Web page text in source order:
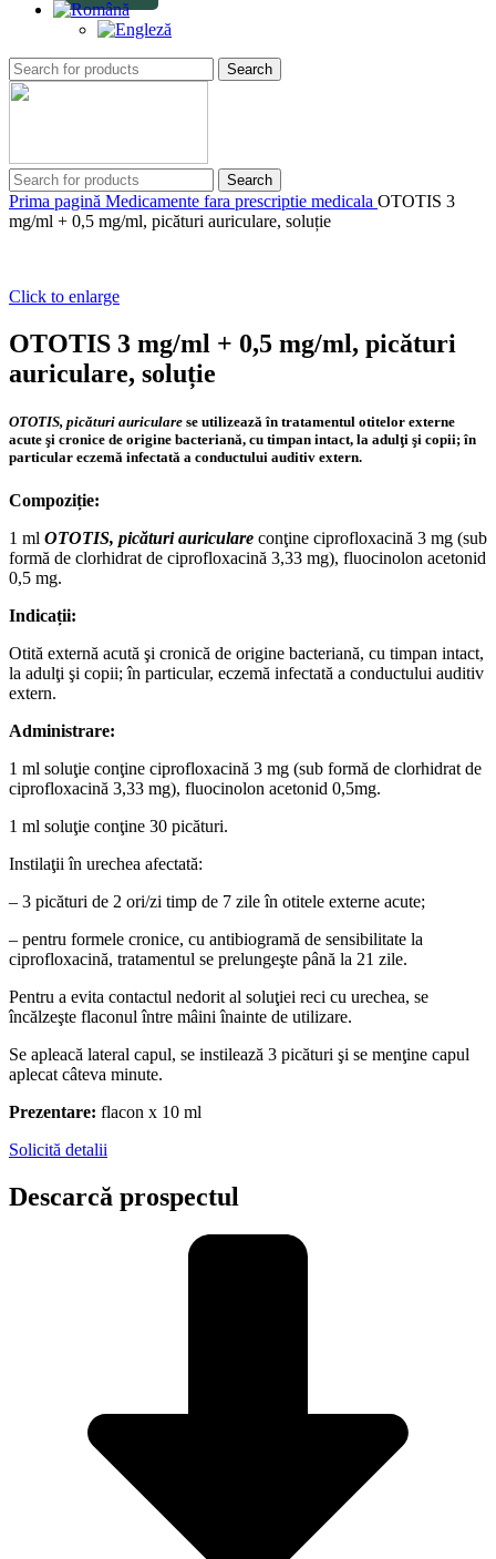
Search
Search
Prima pagină Medicamente fara prescriptie medicala OTOTIS 3
mg/ml + 0,5 mg/ml, picături auriculare, soluție
Click to enlarge
OTOTIS 3 mg/ml + 0,5 mg/ml, picături
auriculare, soluție
OTOTIS, picături auriculare se utilizează în tratamentul otitelor externe
acute şi cronice de origine bacteriană, cu timpan intact, la adulţi şi copii; în
particular eczemă infectată a conductului auditiv extern.
Compoziție:
1 ml OTOTIS, picături auriculare conţine ciprofloxacină 3 mg (sub
formă de clorhidrat de ciprofloxacină 3,33 mg), fluocinolon acetonid
0,5 mg.
Indicații:
Otită externă acută şi cronică de origine bacteriană, cu timpan intact,
la adulţi şi copii; în particular, eczemă infectată a conductului auditiv
extern.
Administrare:
1 ml soluţie conţine ciprofloxacină 3 mg (sub formă de clorhidrat de
ciprofloxacină 3,33 mg), fluocinolon acetonid 0,5mg.
1 ml soluţie conţine 30 picături.
Instilaţii în urechea afectată:
– 3 picături de 2 ori/zi timp de 7 zile în otitele externe acute;
– pentru formele cronice, cu antibiogramă de sensibilitate la
ciprofloxacină, tratamentul se prelungeşte până la 21 zile.
Pentru a evita contactul nedorit al soluţiei reci cu urechea, se
încălzeşte flaconul între mâini înainte de utilizare.
Se apleacă lateral capul, se instilează 3 picături şi se menţine capul
aplecat câteva minute.
Prezentare: flacon x 10 ml
Solicită detalii
Descarcă prospectul